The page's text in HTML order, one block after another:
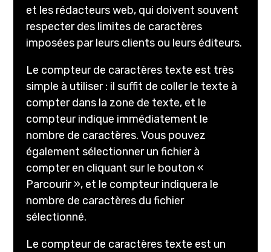
et les rédacteurs web, qui doivent souvent
respecter des limites de caractères
imposées par leurs clients ou leurs éditeurs.
Le compteur de caractères texte est très
simple à utiliser : il suffit de coller le texte à
compter dans la zone de texte, et le
compteur indique immédiatement le
nombre de caractères. Vous pouvez
également sélectionner un fichier à
compter en cliquant sur le bouton «
Parcourir », et le compteur indiquera le
nombre de caractères du fichier
sélectionné.
Le compteur de caractères texte est un